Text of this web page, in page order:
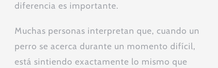
diferencia es importante.
Muchas personas interpretan que, cuando un
perro se acerca durante un momento difícil,
está sintiendo exactamente lo mismo que